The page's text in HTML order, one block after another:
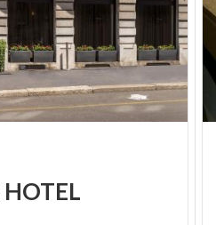
HOTEL